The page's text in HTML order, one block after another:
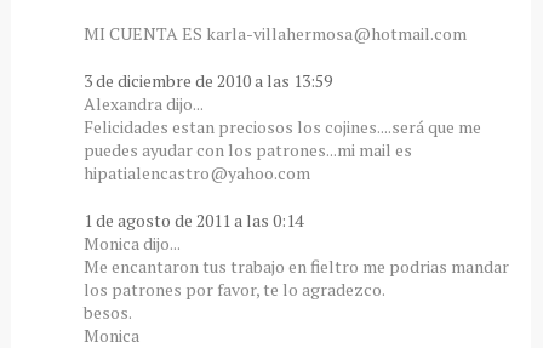
MI CUENTA ES karla-villahermosa@hotmail.com
3 de diciembre de 2010 a las 13:59
Alexandra dijo...
Felicidades estan preciosos los cojines....será que me
puedes ayudar con los patrones...mi mail es
hipatialencastro@yahoo.com
1 de agosto de 2011 a las 0:14
Monica dijo...
Me encantaron tus trabajo en fieltro me podrias mandar
los patrones por favor, te lo agradezco.
besos.
Monica